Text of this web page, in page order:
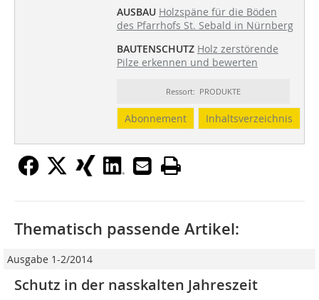
AUSBAU Holzspäne für die Böden
des Pfarrhofs St. Sebald in Nürnberg
BAUTENSCHUTZ Holz zerstörende
Pilze erkennen und bewerten
Ressort: PRODUKTE
Abonnement Inhaltsverzeichnis
Thematisch passende Artikel:
Ausgabe 1-2/2014
Schutz in der nasskalten Jahreszeit